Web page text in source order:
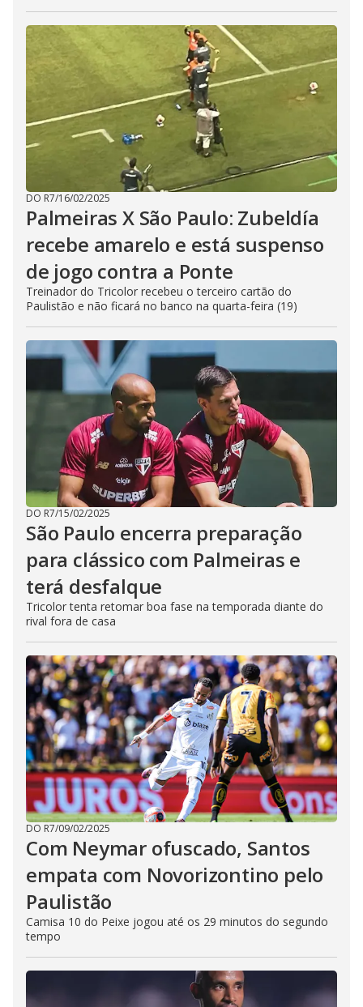
DO R7/16/02/2025
Palmeiras X São Paulo: Zubeldía
recebe amarelo e está suspenso
de jogo contra a Ponte
Treinador do Tricolor recebeu o terceiro cartão do
Paulistão e não ficará no banco na quarta-feira (19)
DO R7/15/02/2025
São Paulo encerra preparação
para clássico com Palmeiras e
terá desfalque
Tricolor tenta retomar boa fase na temporada diante do
rival fora de casa
DO R7/09/02/2025
Com Neymar ofuscado, Santos
empata com Novorizontino pelo
Paulistão
Camisa 10 do Peixe jogou até os 29 minutos do segundo
tempo